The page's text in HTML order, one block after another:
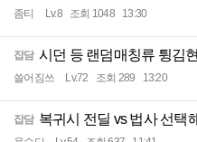
좀티 Lv.8 조회 1048 13:30
잡담 시던 등 랜덤매칭류 튕김
쓸어짐쓰 Lv.72 조회 289 13:20
잡담 복귀시 전딜 vs 법사 선택